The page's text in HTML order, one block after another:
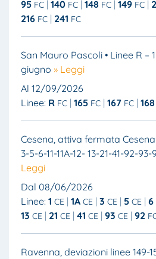
95 FC 140 FC 148 FC 149 FC
216 FC 241 FC
San Mauro Pascoli • Linee R –
giugno » Leggi
Al 12/09/2026
Linee: R FC 165 FC 167 FC 168
Cesena, attiva fermata Cesena
3-5-6-11-11A-12- 13-21-41-92-
Leggi
Dal 08/06/2026
Linee: 1 CE 1A CE 3 CE 5 CE 6
13 CE 21 CE 41 CE 93 CE 92
Ravenna, deviazioni linee 149-